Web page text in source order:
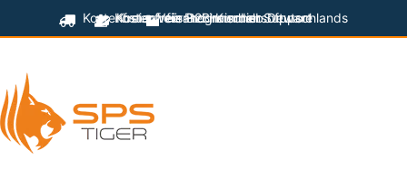
Kostenfreier technischer Support
Kostenfreier Versand innerhalb Deutschlands
Kostenfreie Programmiersoftware
für B2B-Kunden